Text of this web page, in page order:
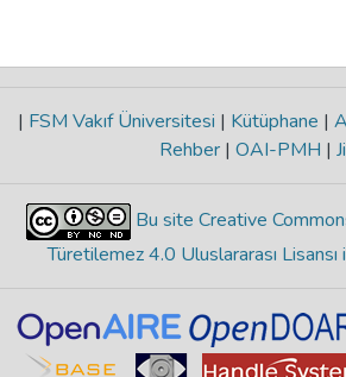
| FSM Vakıf Üniversitesi | Kütüphane |
Rehber | OAI-PMH |
Bu site Creative
Türetilemez 4.0 Uluslararası Lisansı